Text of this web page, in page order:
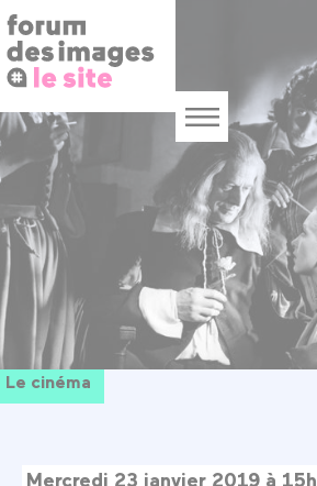
au
contenu
principal
Menu
Le cinéma
Mercredi 23 janvier 2019 à 15h